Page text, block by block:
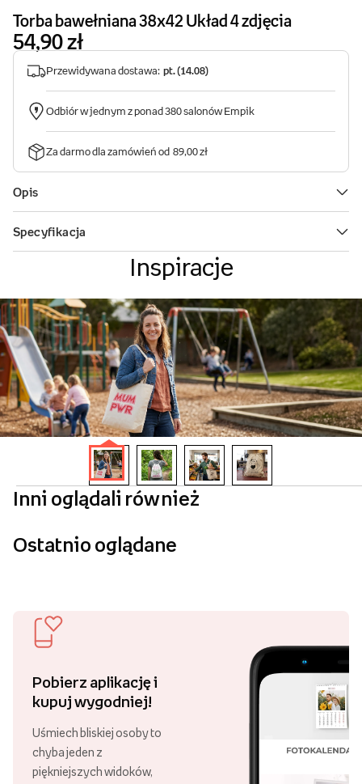
Inspiracje
Inni oglądali również
Ostatnio oglądane
Pobierz aplikację i
kupuj wygodniej!
Uśmiech bliskiej osoby to
chyba jeden z
piękniejszych widoków,